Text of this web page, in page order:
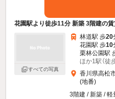
花園駅より徒歩11分 新築 3階建の
すべての写真
林道駅 歩20
花園駅 歩10
栗林公園駅
ほか1駅（徒
香川県高松
(地番)
3階建 / 新築 / 軽